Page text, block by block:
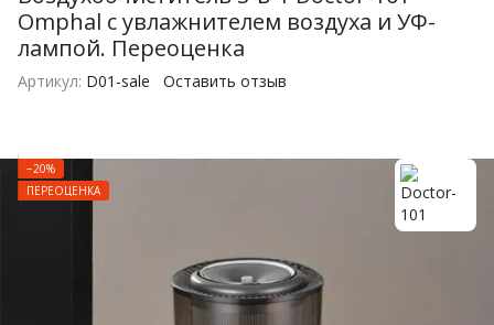
Omphal с увлажнителем воздуха и УФ-
лампой. Переоценка
Артикул: D01-sale Оставить отзыв
−20%
ПЕРЕОЦЕНКА